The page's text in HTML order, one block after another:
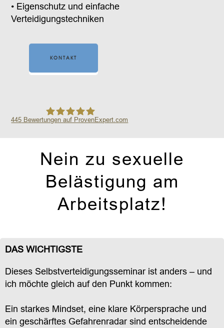
• Eigenschutz und einfache
Verteidigungstechniken
KONTAKT
445 Bewertungen auf ProvenExpert.com
Nein zu sexuelle
Belästigung am
Arbeitsplatz!
DAS WICHTIGSTE
Dieses Selbstverteidigungsseminar ist anders – und
ich möchte gleich auf den Punkt kommen:
Ein starkes Mindset, eine klare Körpersprache und
ein geschärftes Gefahrenradar sind entscheidende